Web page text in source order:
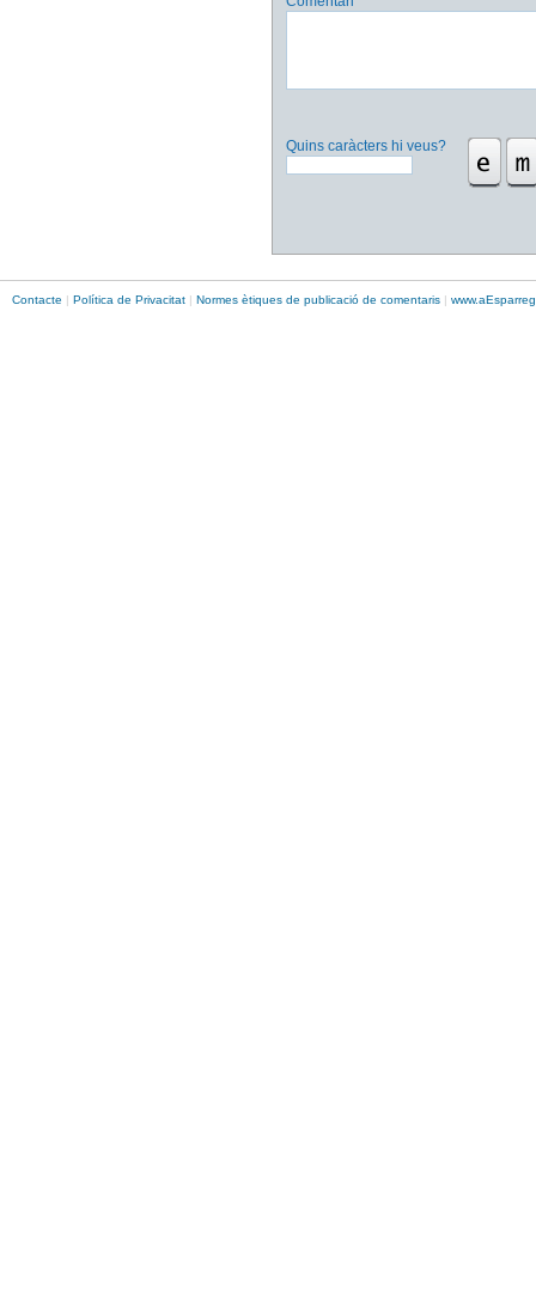
Quins caràcters hi veus?
Contacte | Política de Privacitat | Normes ètiques de publicació de comentaris | www.